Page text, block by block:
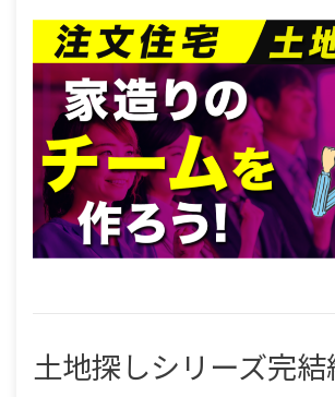
土地探しシリーズ完結